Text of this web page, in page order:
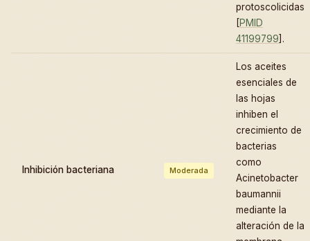
protoscolicidas
[PMID
41199799].
Inhibición bacteriana Moderada
Los aceites
esenciales de
las hojas
inhiben el
crecimiento de
bacterias
como
Acinetobacter
baumannii
mediante la
alteración de la